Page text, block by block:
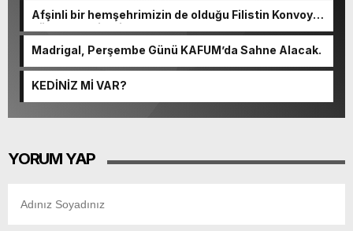
Afşinli bir hemşehrimizin de olduğu Filistin Konvoyu,
güçlenerek ilerliyor.
Madrigal, Perşembe Günü KAFUM’da Sahne Alacak.
KEDİNİZ Mİ VAR?
YORUM YAP